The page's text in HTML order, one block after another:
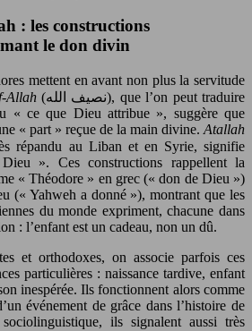
: les constructions
le don divin
mettent en avant non plus la servitude
Allah(نصيف الله), que l’on peut traduire
« ce que Dieu attribue », suggère que
« part » reçue de la main divine. Atallah
». Ces constructions rappellent la
« Théodore » en grec (« don de Dieu »)
(« Yahweh a donné »), montrant que les
du monde expriment, chacune dans
: l’enfant est un cadeau, non un dû.
et orthodoxes, on associe parfois ces
particulières : naissance tardive, enfant
inespérée. Ils fonctionnent alors comme
événement de grâce dans l’histoire de
ils signalent aussi très